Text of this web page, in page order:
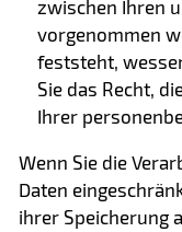
zwischen Ihren
vorgenommen
feststeht,
Sie das Recht,
Ihrer
Wenn Sie die
Daten
ihrer Speicherung